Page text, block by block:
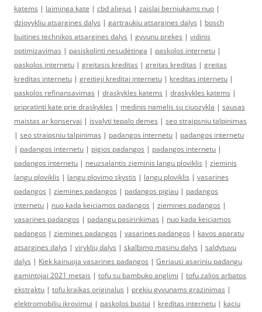
katems | laiminga kate | cbd aliejus | zaislai berniukams nuo |
dziovykliu atsargines dalys | gartraukiu atsargines dalys | bosch
buitines technikos atsargines dalys | gyvunu prekes | vidinis
optimizavimas | pasiskolinti nesudėtinga | paskolos internetu |
paskolos internetu | greitasis kreditas | greitas kreditas | greitas
kreditas internetu | greitieji kreditai internetu | kreditas internetu |
paskolos refinansavimas | draskykles katems | draskykles katems |
pripratinti kate prie draskykles | medinis namelis su ciuozykla | sausas
maistas ar konservai | isvalyti tepalo demes | seo straipsniu talpinimas
| seo straipsniu talpinimas | padangos internetu | padangos internetu
| padangos internetu | pigios padangos | padangos internetu |
padangos internetu | neuzsalantis zieminis langu ploviklis | zieminis
langu ploviklis | langu plovimo skystis | langu ploviklis | vasarines
padangos | ziemines padangos | padangos pigiau | padangos
internetu | nuo kada keiciamos padangos | ziemines padangos |
vasarines padangos | padangu pasirinkimas | nuo kada keiciamos
padangos | ziemines padangos | vasarines padangos | kavos aparatu
atsargines dalys | viryklių dalys | skalbimo masinu dalys | saldytuvu
dalys | Kiek kainuoja vasarines padangos | Geriausi asariniu padangu
gamintojai 2021 metais | tofu su bambuko anglimi | tofu zalios arbatos
ekstraktu | tofu kraikas originalus | prekiu gyvunams grazinimas |
elektromobiliu ikrovimui | paskolos bustui | kreditas internetu | kaciu